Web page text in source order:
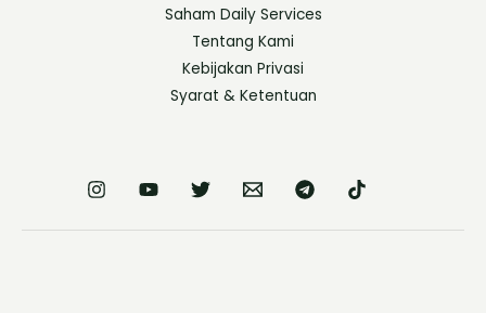
Saham Daily Services
Tentang Kami
Kebijakan Privasi
Syarat & Ketentuan